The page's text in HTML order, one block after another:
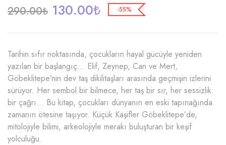
290.00₺ 130.00₺ -55%
Tarihin sıfır noktasında, çocukların hayal gücüyle yeniden
yazılan bir başlangıç… Elif, Zeynep, Can ve Mert,
Göbeklitepe’nin dev taş dikilitaşları arasında geçmişin izlerini
sürüyor. Her sembol bir bilmece, her taş bir sır, her sessizlik
bir çağrı… Bu kitap, çocukları dünyanın en eski tapınağında
zamanın ötesine taşıyor. Küçük Kaşifler Göbeklitepe’de,
mitolojiyle bilimi, arkeolojiyle merakı buluşturan bir keşif
yolculuğu.